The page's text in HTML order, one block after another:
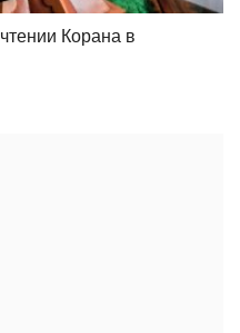
Корана в